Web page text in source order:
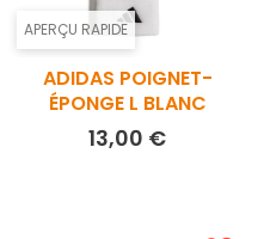
APERÇU RAPIDE
ADIDAS POIGNET-
ÉPONGE L BLANC
13,00 €Prix